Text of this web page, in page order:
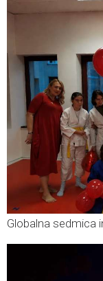
Globalna sedmica